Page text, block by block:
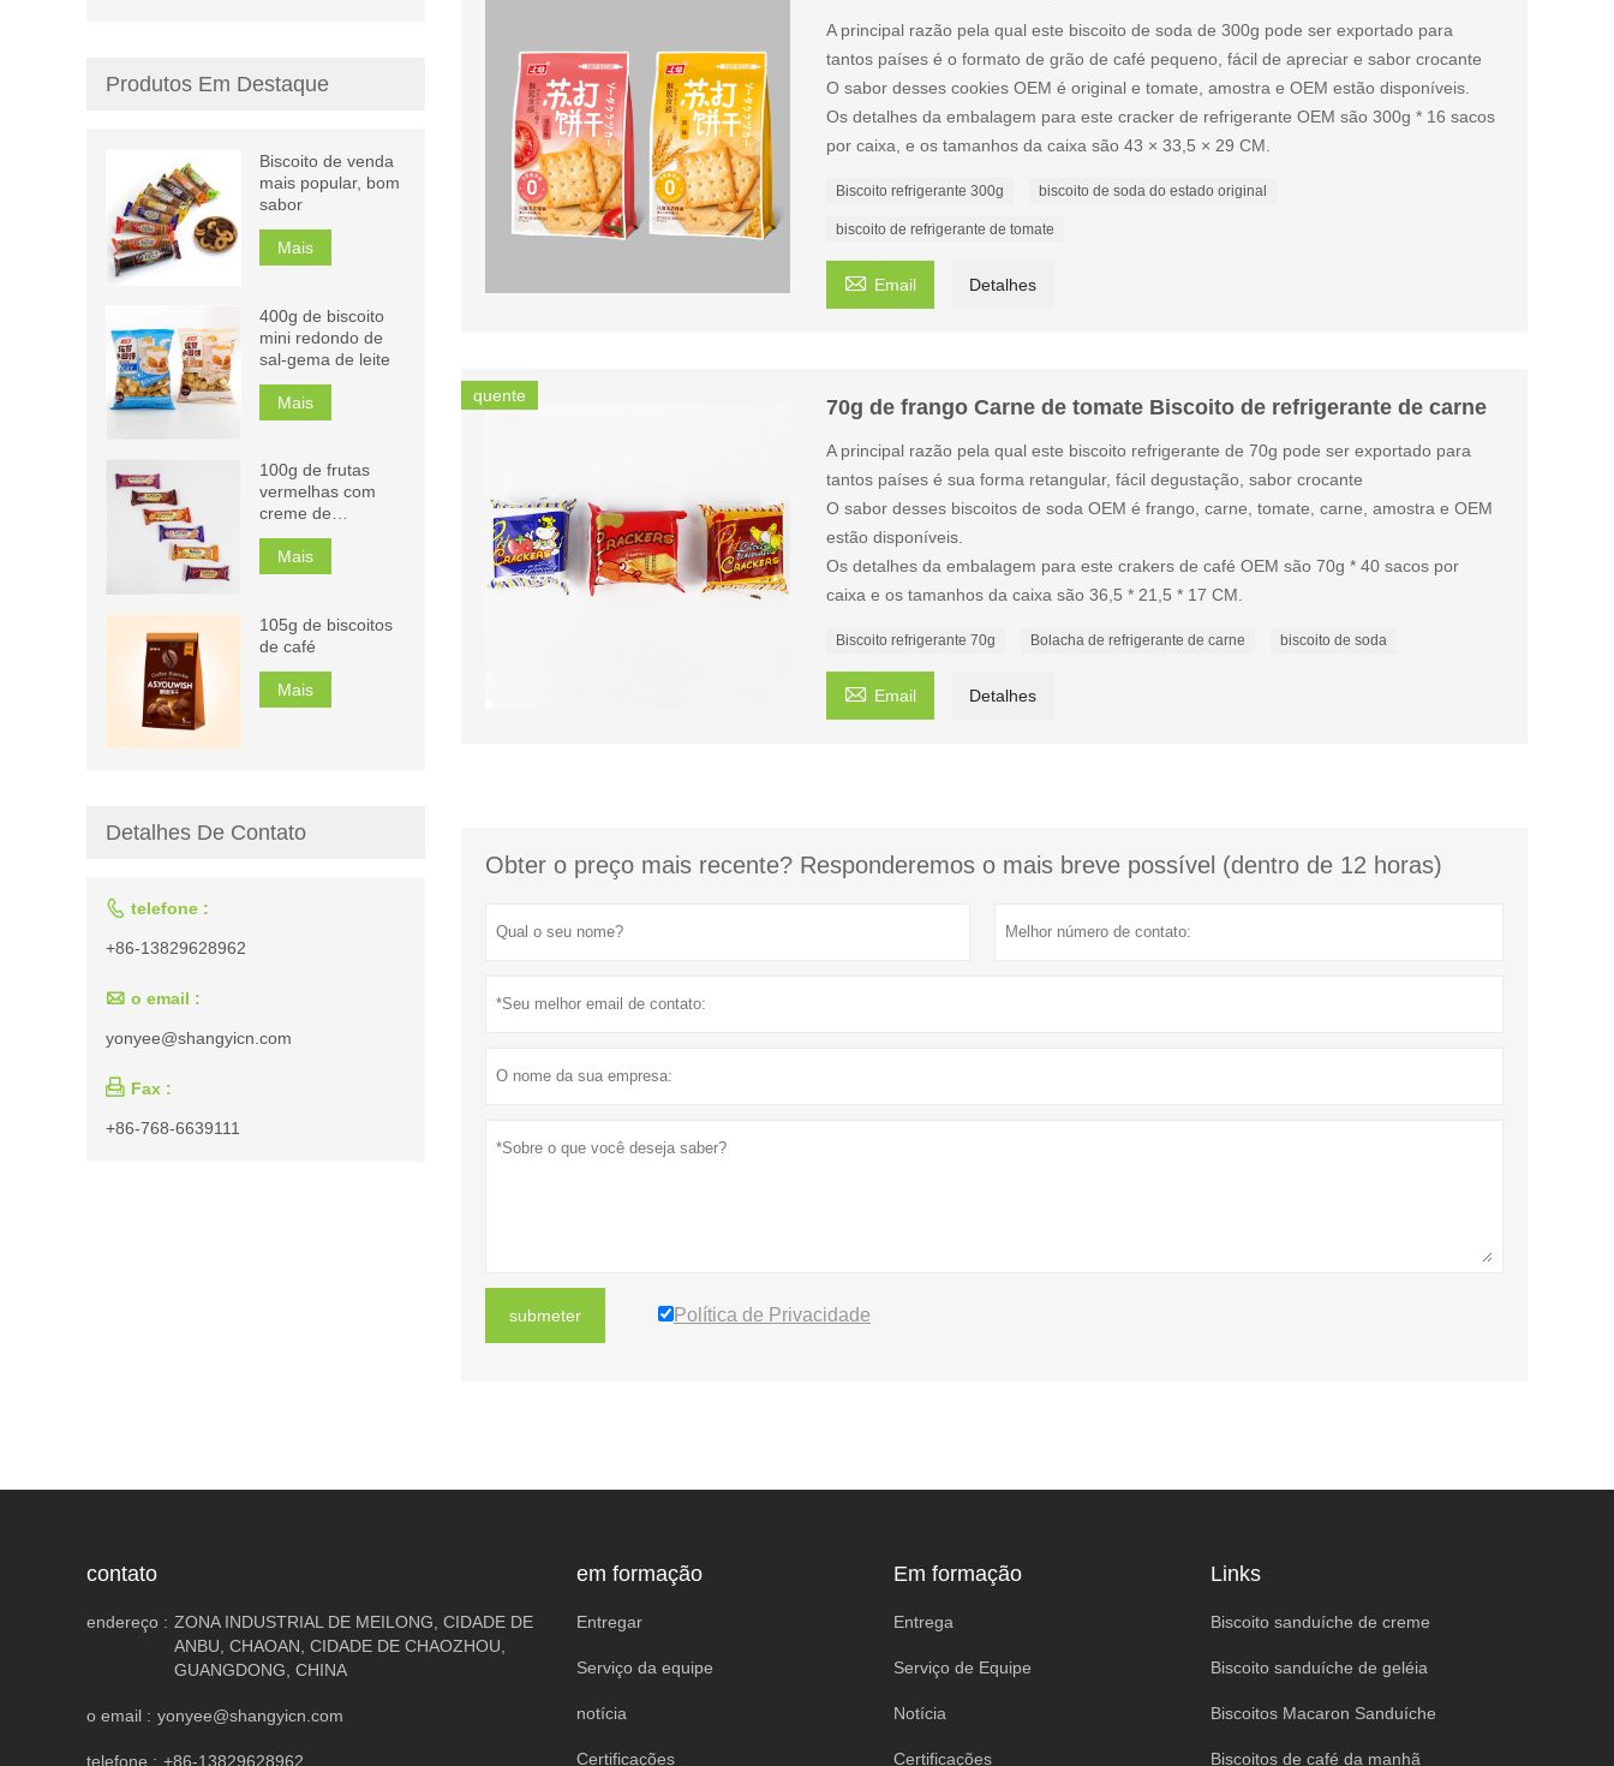
A principal razão pela qual este biscoito de soda de 300g pode ser exportado para
tantos países é o formato de grão de café pequeno, fácil de apreciar e sabor crocante
O sabor desses cookies OEM é original e tomate, amostra e OEM estão disponíveis.
Os detalhes da embalagem para este cracker de refrigerante OEM são 300g * 16 sacos
por caixa, e os tamanhos da caixa são 43 × 33,5 × 29 CM.
Biscoito refrigerante 300g biscoito de soda do estado original
biscoito de refrigerante de tomate
 Email Detalhes
quente 70g de frango Carne de tomate Biscoito de refrigerante de carne
A principal razão pela qual este biscoito refrigerante de 70g pode ser exportado para
tantos países é sua forma retangular, fácil degustação, sabor crocante
O sabor desses biscoitos de soda OEM é frango, carne, tomate, carne, amostra e OEM
estão disponíveis.
Os detalhes da embalagem para este crakers de café OEM são 70g * 40 sacos por
caixa e os tamanhos da caixa são 36,5 * 21,5 * 17 CM.
Biscoito refrigerante 70g Bolacha de refrigerante de carne biscoito de soda
 Email Detalhes
Obter o preço mais recente? Responderemos o mais breve possível (dentro de 12 horas)
submeter Política de Privacidade
Produtos Em Destaque
Biscoito de venda
mais popular, bom
sabor
Mais
400g de biscoito
mini redondo de
sal-gema de leite
Mais
100g de frutas
vermelhas com
creme de
chocolate,
cappuccino,
laranja, biscoitos,
Mais
105g de biscoitos
de café
Mais
Detalhes De Contato
 telefone :
+86-13829628962
 o email :
yonyee@shangyicn.com
 Fax :
+86-768-6639111
contato
endereço : ZONA INDUSTRIAL DE MEILONG, CIDADE DE
ANBU, CHAOAN, CIDADE DE CHAOZHOU,
GUANGDONG, CHINA
o email : yonyee@shangyicn.com
telefone : +86-13829628962
em formação
Entregar
Serviço da equipe
notícia
Certificações
Em formação
Entrega
Serviço de Equipe
Notícia
Certificações
Links
Biscoito sanduíche de creme
Biscoito sanduíche de geléia
Biscoitos Macaron Sanduíche
Biscoitos de café da manhã